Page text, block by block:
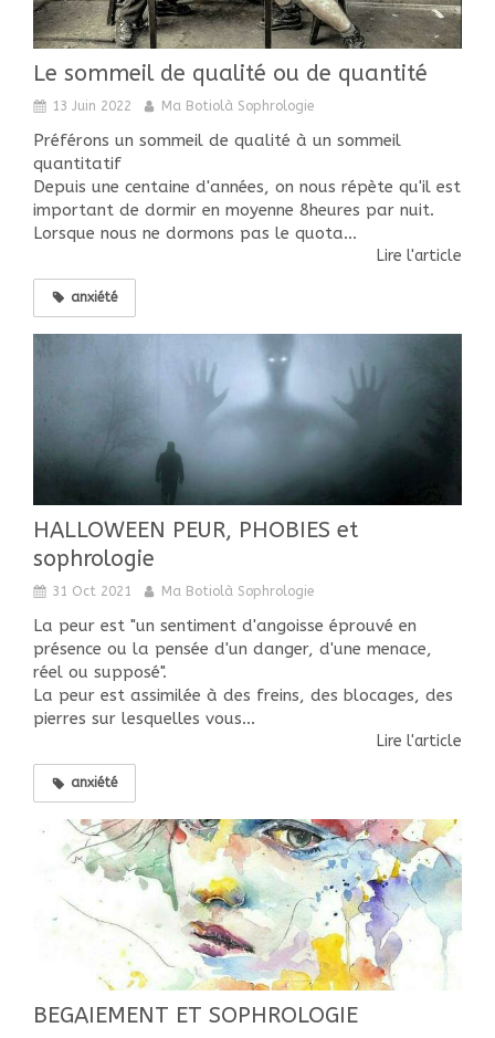
Le sommeil de qualité ou de quantité
13 Juin 2022 Ma Botiolà Sophrologie
Préférons un sommeil de qualité à un sommeil
quantitatif
Depuis une centaine d'années, on nous répète qu'il est
important de dormir en moyenne 8heures par nuit.
Lorsque nous ne dormons pas le quota...
Lire l'article
anxiété
HALLOWEEN PEUR, PHOBIES et
sophrologie
31 Oct 2021 Ma Botiolà Sophrologie
La peur est "un sentiment d'angoisse éprouvé en
présence ou la pensée d'un danger, d'une menace,
réel ou supposé".
La peur est assimilée à des freins, des blocages, des
pierres sur lesquelles vous...
Lire l'article
anxiété
BEGAIEMENT ET SOPHROLOGIE